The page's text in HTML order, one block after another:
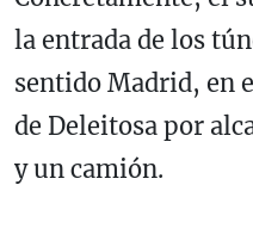
la entrada de los
sentido Madrid, en
de Deleitosa por
y un camión.